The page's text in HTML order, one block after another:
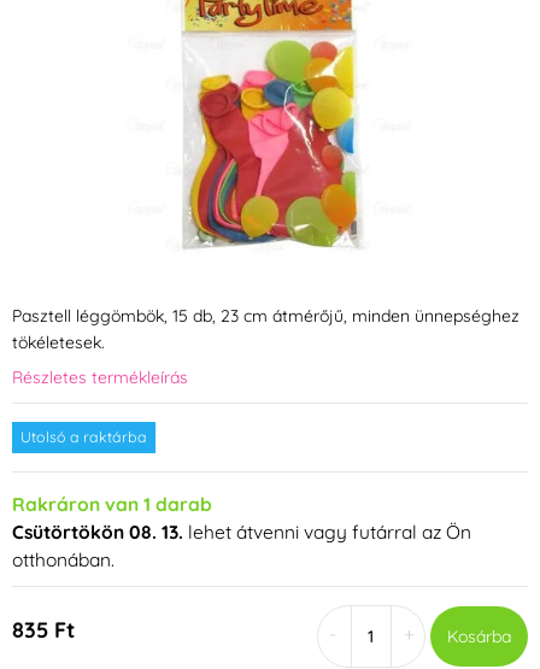
Pasztell léggömbök, 15 db, 23 cm átmérőjű, minden ünnepséghez
tökéletesek.
Részletes termékleírás
Utolsó a raktárba
Rakráron van 1 darab
Csütörtökön 08. 13. lehet átvenni vagy futárral az Ön
otthonában.
835 Ft + Kosárba